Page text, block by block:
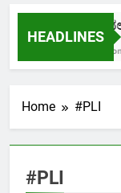
HEADLINES
2
Home #PLI
#PLI